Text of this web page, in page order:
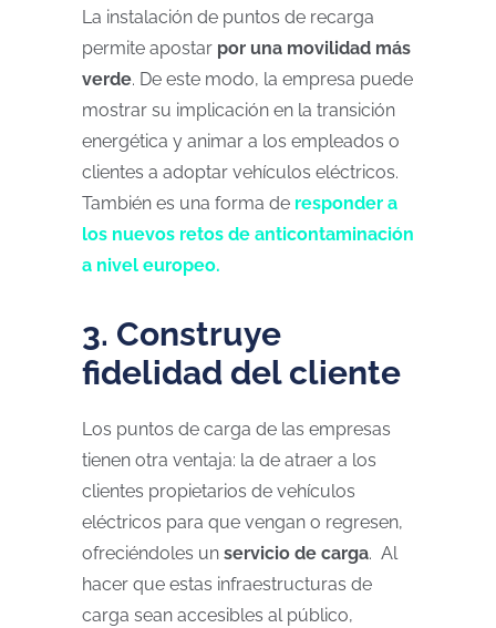
La instalación de puntos de recarga
permite apostar por una movilidad más
verde. De este modo, la empresa puede
mostrar su implicación en la transición
energética y animar a los empleados o
clientes a adoptar vehículos eléctricos.
También es una forma de responder a
los nuevos retos de anticontaminación
a nivel europeo.
3. Construye
fidelidad del cliente
Los puntos de carga de las empresas
tienen otra ventaja: la de atraer a los
clientes propietarios de vehículos
eléctricos para que vengan o regresen,
ofreciéndoles un servicio de carga. Al
hacer que estas infraestructuras de
carga sean accesibles al público,